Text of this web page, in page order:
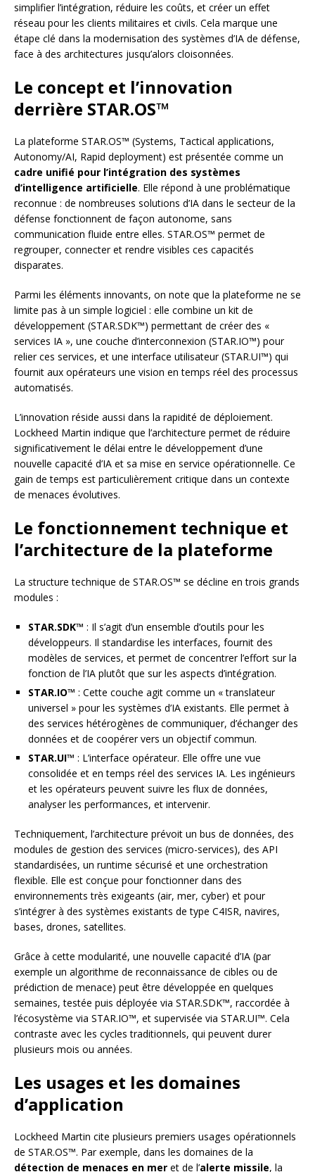
simplifier l’intégration, réduire les coûts, et créer un effet
réseau pour les clients militaires et civils. Cela marque une
étape clé dans la modernisation des systèmes d’IA de défense,
face à des architectures jusqu’alors cloisonnées.
Le concept et l’innovation
derrière STAR.OS™
La plateforme STAR.OS™ (Systems, Tactical applications,
Autonomy/AI, Rapid deployment) est présentée comme un
cadre unifié pour l’intégration des systèmes
d’intelligence artificielle. Elle répond à une problématique
reconnue : de nombreuses solutions d’IA dans le secteur de la
défense fonctionnent de façon autonome, sans
communication fluide entre elles. STAR.OS™ permet de
regrouper, connecter et rendre visibles ces capacités
disparates.
Parmi les éléments innovants, on note que la plateforme ne se
limite pas à un simple logiciel : elle combine un kit de
développement (STAR.SDK™) permettant de créer des «
services IA », une couche d’interconnexion (STAR.IO™) pour
relier ces services, et une interface utilisateur (STAR.UI™) qui
fournit aux opérateurs une vision en temps réel des processus
automatisés.
L’innovation réside aussi dans la rapidité de déploiement.
Lockheed Martin indique que l’architecture permet de réduire
significativement le délai entre le développement d’une
nouvelle capacité d’IA et sa mise en service opérationnelle. Ce
gain de temps est particulièrement critique dans un contexte
de menaces évolutives.
Le fonctionnement technique et
l’architecture de la plateforme
La structure technique de STAR.OS™ se décline en trois grands
modules :
STAR.SDK™ : Il s’agit d’un ensemble d’outils pour les
développeurs. Il standardise les interfaces, fournit des
modèles de services, et permet de concentrer l’effort sur la
fonction de l’IA plutôt que sur les aspects d’intégration.
STAR.IO™ : Cette couche agit comme un « translateur
universel » pour les systèmes d’IA existants. Elle permet à
des services hétérogènes de communiquer, d’échanger des
données et de coopérer vers un objectif commun.
STAR.UI™ : L’interface opérateur. Elle offre une vue
consolidée et en temps réel des services IA. Les ingénieurs
et les opérateurs peuvent suivre les flux de données,
analyser les performances, et intervenir.
Techniquement, l’architecture prévoit un bus de données, des
modules de gestion des services (micro-services), des API
standardisées, un runtime sécurisé et une orchestration
flexible. Elle est conçue pour fonctionner dans des
environnements très exigeants (air, mer, cyber) et pour
s’intégrer à des systèmes existants de type C4ISR, navires,
bases, drones, satellites.
Grâce à cette modularité, une nouvelle capacité d’IA (par
exemple un algorithme de reconnaissance de cibles ou de
prédiction de menace) peut être développée en quelques
semaines, testée puis déployée via STAR.SDK™, raccordée à
l’écosystème via STAR.IO™, et supervisée via STAR.UI™. Cela
contraste avec les cycles traditionnels, qui peuvent durer
plusieurs mois ou années.
Les usages et les domaines
d’application
Lockheed Martin cite plusieurs premiers usages opérationnels
de STAR.OS™. Par exemple, dans les domaines de la
détection de menaces en mer et de l’alerte missile, la